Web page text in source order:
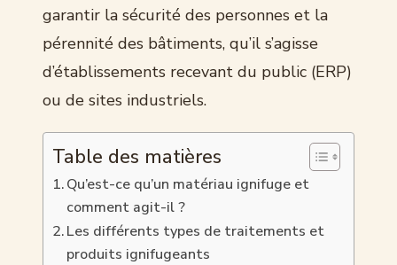
garantir la sécurité des personnes et la
pérennité des bâtiments, qu’il s’agisse
d’établissements recevant du public (ERP)
ou de sites industriels.
Table des matières
Qu’est-ce qu’un matériau ignifuge et
comment agit-il ?
Les différents types de traitements et
produits ignifugeants